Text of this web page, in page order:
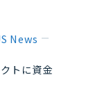
News
トに資金